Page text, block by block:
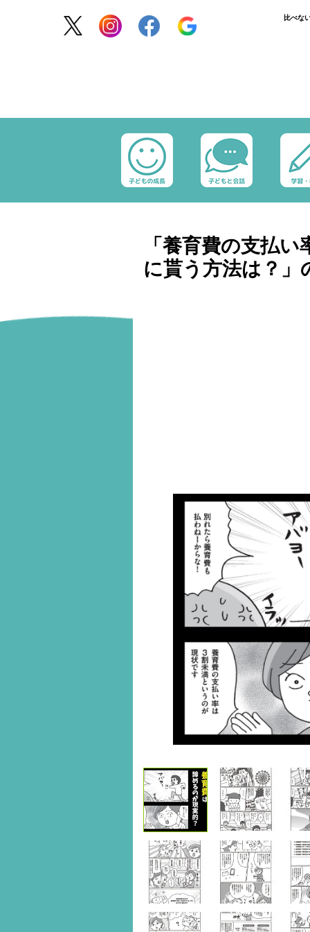
比べな
「養育費の支払
に貰う方法は？」